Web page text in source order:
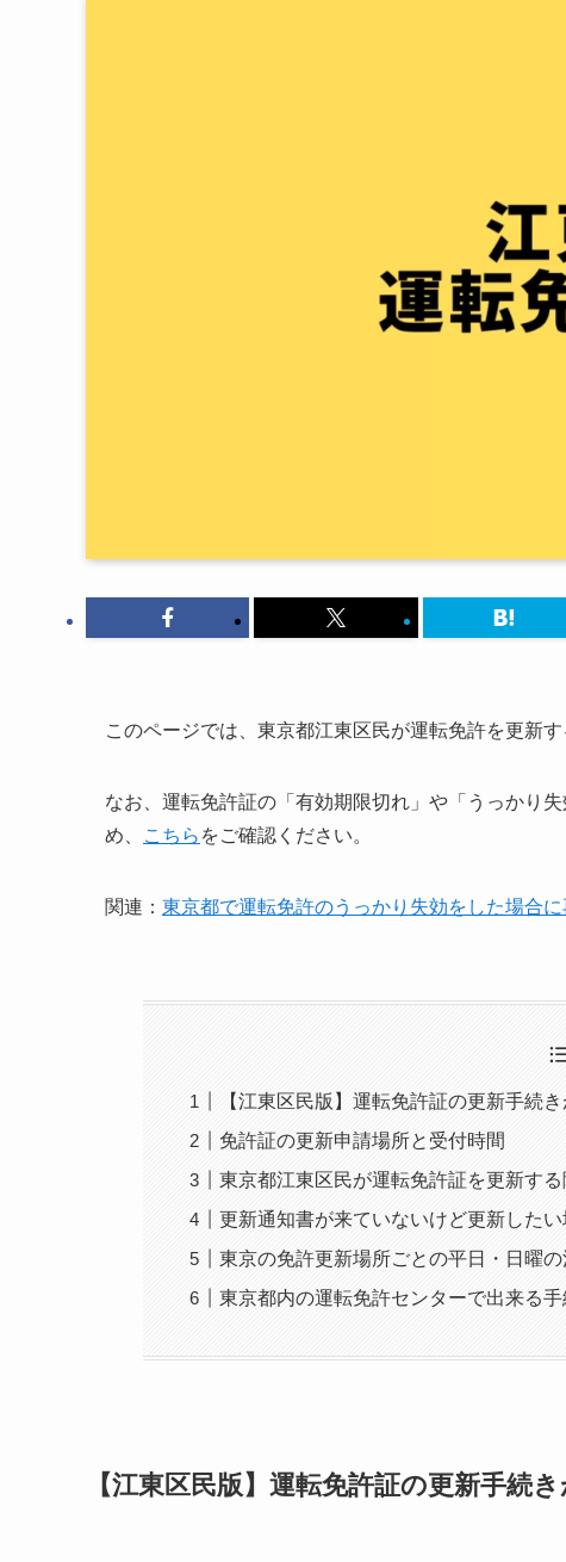
このページでは、東京都江東区民が運転免許を更新す
なお、運転免許証の「有効期限切れ」や「うっかり
め、
こちら をご確認ください。
関連： 東京都で運転免許のうっかり失効をした場合
【江東区民版】運転免許証の更新手続
免許証の更新申請場所と受付時間
東京都江東区民が運転免許証を更新す
更新通知書が来ていないけど更新したい
東京の免許更新場所ごとの平日・日曜の
東京都内の運転免許センターで出来る
【江東区民版】運転免許証の更新手続